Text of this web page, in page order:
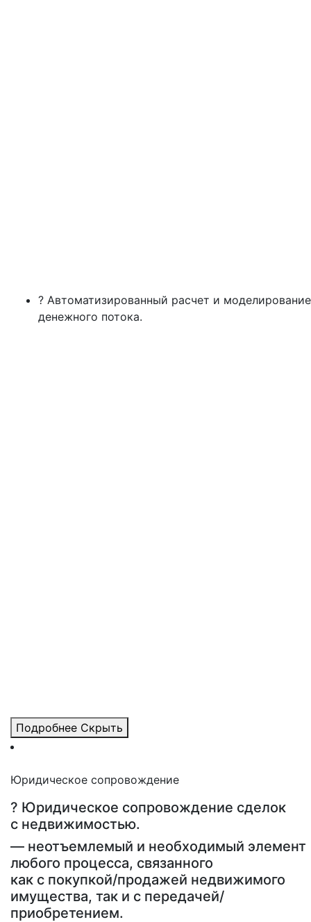
? Автоматизированный расчет и моделирование
денежного потока.
Подробнее Скрыть
Юридическое сопровождение
? Юридическое сопровождение сделок
с недвижимостью.
— неотъемлемый и необходимый элемент
любого процесса, связанного
как с покупкой/продажей недвижимого
имущества, так и с передачей/
приобретением.